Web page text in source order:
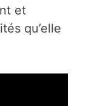
et
qu’elle